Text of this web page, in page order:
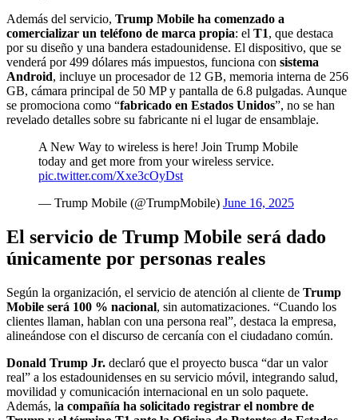
Además del servicio, Trump Mobile ha comenzado a
comercializar un teléfono de marca propia: el T1, que destaca
por su diseño y una bandera estadounidense. El dispositivo, que se
venderá por 499 dólares más impuestos, funciona con sistema
Android, incluye un procesador de 12 GB, memoria interna de 256
GB, cámara principal de 50 MP y pantalla de 6.8 pulgadas. Aunque
se promociona como “fabricado en Estados Unidos”, no se han
revelado detalles sobre su fabricante ni el lugar de ensamblaje.
A New Way to wireless is here! Join Trump Mobile
today and get more from your wireless service.
pic.twitter.com/Xxe3cOyDst
— Trump Mobile (@TrumpMobile) June 16, 2025
El servicio de Trump Mobile será dado
únicamente por personas reales
Según la organización, el servicio de atención al cliente de Trump
Mobile será 100 % nacional, sin automatizaciones. “Cuando los
clientes llaman, hablan con una persona real”, destaca la empresa,
alineándose con el discurso de cercanía con el ciudadano común.
Donald Trump Jr. declaró que el proyecto busca “dar un valor
real” a los estadounidenses en su servicio móvil, integrando salud,
movilidad y comunicación internacional en un solo paquete.
Además, la compañía ha solicitado registrar el nombre de